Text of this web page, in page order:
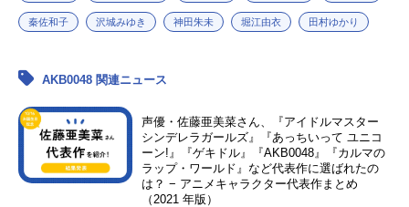
秦佐和子 沢城みゆき 神田朱未 堀江由衣 田村ゆかり
AKB0048 関連ニュース
声優・佐藤亜美菜さん、『アイドルマスター
シンデレラガールズ』『あっちいって ユニコ
ーン!』『ゲキドル』『AKB0048』『カルマの
ラップ・ワールド』など代表作に選ばれたの
は？ − アニメキャラクター代表作まとめ
（2021 年版）